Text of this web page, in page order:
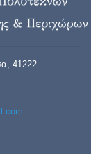
41222